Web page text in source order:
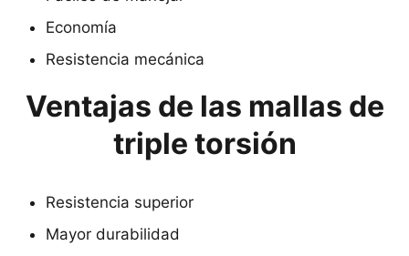
Economía
Resistencia mecánica
Ventajas de las mallas de
triple torsión
Resistencia superior
Mayor durabilidad